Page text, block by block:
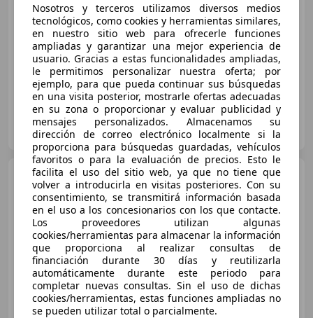
Sincomparación
02/2026 3.546 km
Electro/Gasolina
150 kW (204 CV)
GRUPO FLEXICAR VALENCIA.
ES-46980 PATERNA
Audi Q5TODOTERRENO 2.0
TDI MHEV BLACK LINE S TRONIC
QUATT
€ 70.820
Sincomparación
02/2026 1.990 km Diésel 150 kW (204 CV)
Nosotros y terceros utilizamos diversos medios
tecnológicos, como cookies y herramientas similares,
en nuestro sitio web para ofrecerle funciones
ampliadas y garantizar una mejor experiencia de
usuario. Gracias a estas funcionalidades ampliadas,
le permitimos personalizar nuestra oferta; por
ejemplo, para que pueda continuar sus búsquedas
en una visita posterior, mostrarle ofertas adecuadas
en su zona o proporcionar y evaluar publicidad y
mensajes personalizados. Almacenamos su
dirección de correo electrónico localmente si la
proporciona para búsquedas guardadas, vehículos
favoritos o para la evaluación de precios. Esto le
facilita el uso del sitio web, ya que no tiene que
volver a introducirla en visitas posteriores. Con su
consentimiento, se transmitirá información basada
en el uso a los concesionarios con los que contacte.
Los proveedores utilizan algunas
cookies/herramientas para almacenar la información
que proporciona al realizar consultas de
financiación durante 30 días y reutilizarla
automáticamente durante este periodo para
completar nuevas consultas. Sin el uso de dichas
cookies/herramientas, estas funciones ampliadas no
se pueden utilizar total o parcialmente.